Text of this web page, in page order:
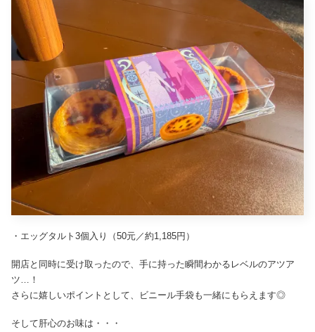
・エッグタルト3個入り（50元／約1,185円）
開店と同時に受け取ったので、手に持った瞬間わかるレベルのアツア
ツ…！
さらに嬉しいポイントとして、ビニール手袋も一緒にもらえます◎
そして肝心のお味は・・・